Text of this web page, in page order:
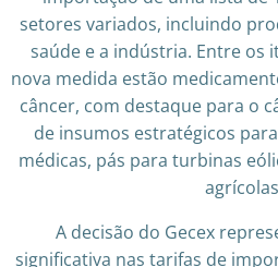
setores variados, incluindo
saúde e a indústria. Entre os
nova medida estão
câncer, com destaque para o
de insumos estratégicos
médicas, pás para turbinas
A decisão do Gecex
significativa nas tarifas de